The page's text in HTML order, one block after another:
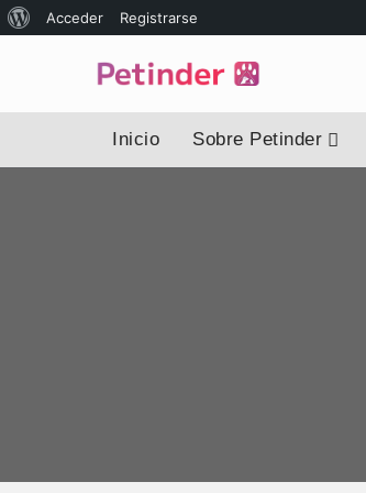
Acerca
WordPress
Acceder Registrarse
Inicio Sobre Petinder